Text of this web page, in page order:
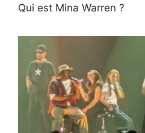
Qui est Mina Warren ?